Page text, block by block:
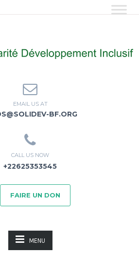
EMAIL US AT
BF.ORG
CALL US NOW
+22625353545
FAIRE UN DON
MENU